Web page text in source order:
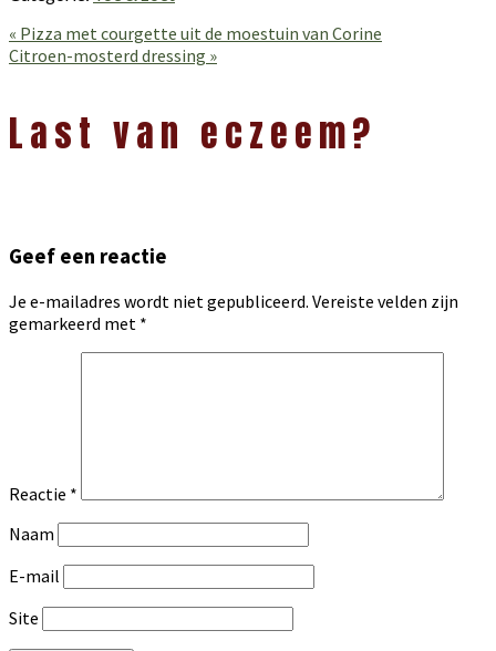
Vorig
bericht:
« Pizza met courgette uit de moestuin van Corine
Volgend
Citroen-mosterd dressing »
Interacties
Last van eczeem?
Geef een reactie
Je e-mailadres wordt niet gepubliceerd. Vereiste velden zijn
gemarkeerd met *
Reactie *
Naam
E-mail
Site